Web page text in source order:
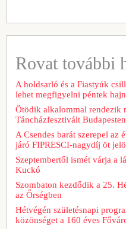
Rovat további
A holdsarló és a Fiastyúk
lehet megfigyelni péntek
Ötödik alkalommal rendezik
Táncházfesztivált Budapesten
A Csendes barát szerepel az
járó FIPRESCI-nagydíj öt
Szeptembertől ismét várja a
Kuckó
Szombaton kezdődik a 25.
az Őrségben
Hétvégén születésnapi
közönséget a 160 éves